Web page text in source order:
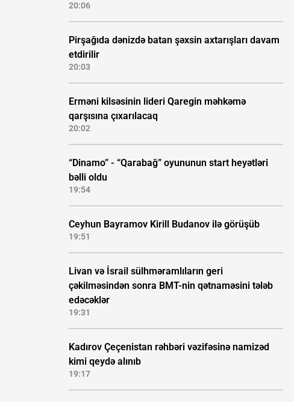
20:06
Pirşağıda dənizdə batan şəxsin axtarışları davam
etdirilir
20:03
Erməni kilsəsinin lideri Qaregin məhkəmə
qarşısına çıxarılacaq
20:02
“Dinamo” - “Qarabağ” oyununun start heyətləri
bəlli oldu
19:54
Ceyhun Bayramov Kirill Budanov ilə görüşüb
19:51
Livan və İsrail sülhməramlıların geri
çəkilməsindən sonra BMT-nin qətnaməsini tələb
edəcəklər
19:31
Kadırov Çeçenistan rəhbəri vəzifəsinə namizəd
kimi qeydə alınıb
19:17